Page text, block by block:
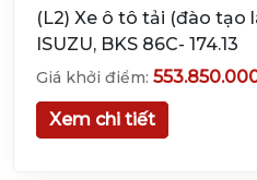
(L2) Xe ô tô tải (đào tạo
ISUZU, BKS 86C- 174.13
Giá khởi điểm:
Xem chi tiết